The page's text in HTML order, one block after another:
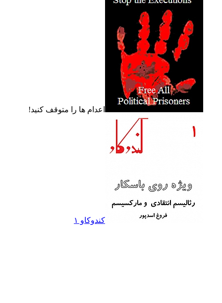
اعدام ها را متوقف کنيد!
کندوکاو ۱